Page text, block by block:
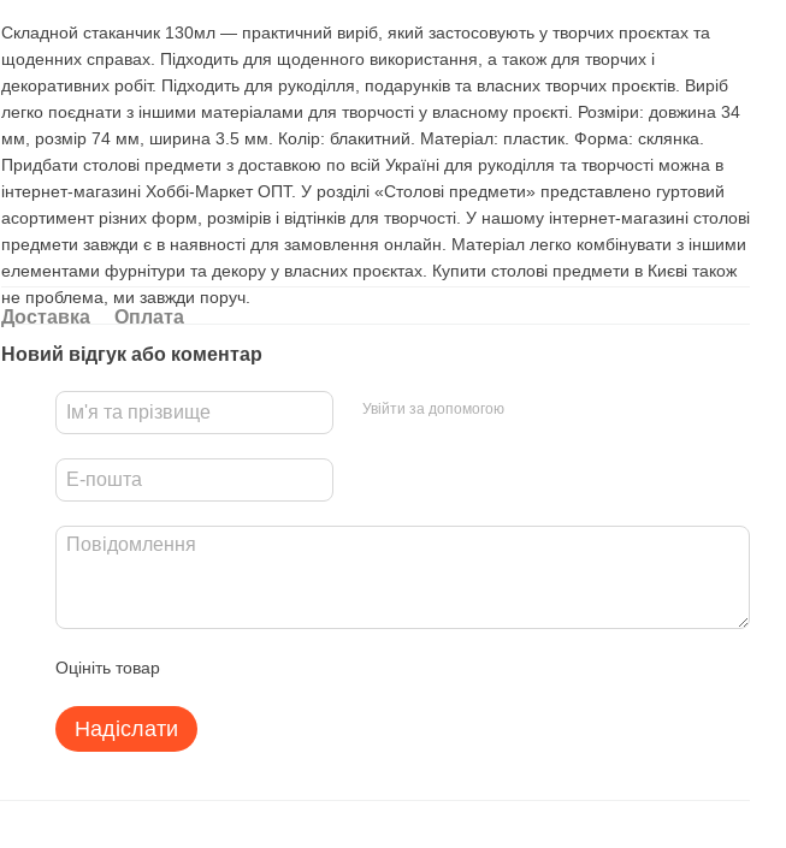
Складной стаканчик 130мл — практичний виріб, який застосовують у творчих проєктах та
щоденних справах. Підходить для щоденного використання, а також для творчих і
декоративних робіт. Підходить для рукоділля, подарунків та власних творчих проєктів. Виріб
легко поєднати з іншими матеріалами для творчості у власному проєкті. Розміри: довжина 34
мм, розмір 74 мм, ширина 3.5 мм. Колір: блакитний. Матеріал: пластик. Форма: склянка.
Придбати столові предмети з доставкою по всій Україні для рукоділля та творчості можна в
інтернет-магазині Хоббі-Маркет ОПТ. У розділі «Столові предмети» представлено гуртовий
асортимент різних форм, розмірів і відтінків для творчості. У нашому інтернет-магазині столові
предмети завжди є в наявності для замовлення онлайн. Матеріал легко комбінувати з іншими
елементами фурнітури та декору у власних проєктах. Купити столові предмети в Києві також
не проблема, ми завжди поруч.
Доставка
Оплата
Новий відгук або коментар
Увійти за допомогою
Оцініть товар
Надіслати